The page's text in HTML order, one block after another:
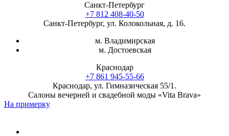
Санкт-Петербург
+7 812 408-40-50
Санкт-Петербург, ул. Колокольная, д. 16.
м. Владимирская
м. Достоевская
Краснодар
+7 861 945-55-66
Краснодар, ул. Гимназическая 55/1.
Салоны вечерней и свадебной моды «Vita Brava»
На примерку